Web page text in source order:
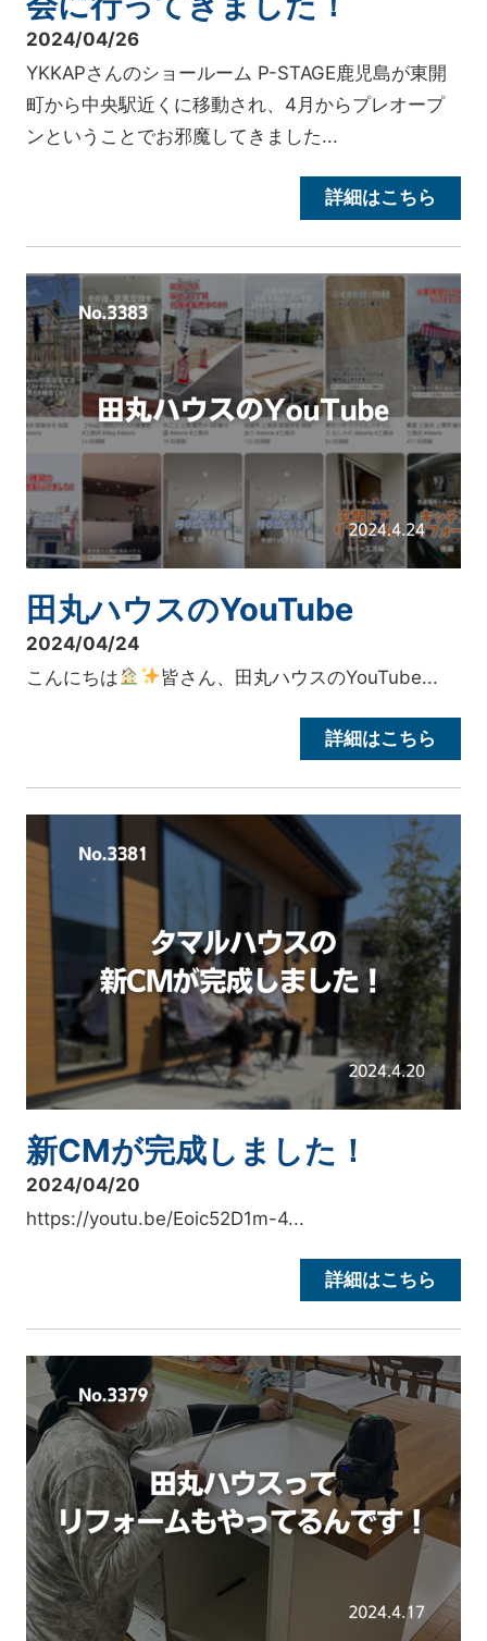
2024/04/26
YKKAPさんのショールーム P-STAGE鹿児島が東開
町から中央駅近くに移動され、4月からプレオープ
ンということでお邪魔してきました...
詳細はこちら
田丸ハウスのYouTube
2024/04/24
こんにちは
皆さん、田丸ハウスのYouTube...
詳細はこちら
新CMが完成しました！
2024/04/20
https://youtu.be/Eoic52D1m-4...
詳細はこちら